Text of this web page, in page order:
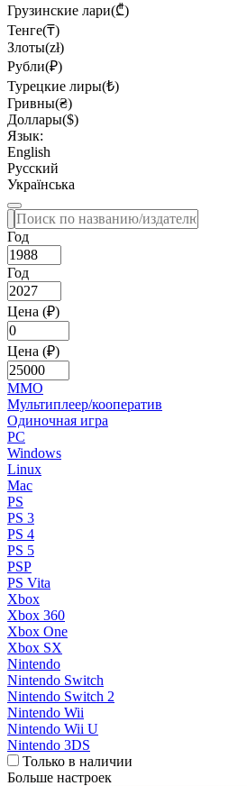
Грузинские лари(₾)
Тенге(₸)
Злоты(zł)
Рубли(₽)
Турецкие лиры(₺)
Гривны(₴)
Доллары($)
Язык:
English
Русский
Українська
Год
Год
Цена (₽)
Цена (₽)
MMO
Мультиплеер/кооператив
Одиночная игра
PC
Windows
Linux
Mac
PS
PS 3
PS 4
PS 5
PSP
PS Vita
Xbox
Xbox 360
Xbox One
Xbox SX
Nintendo
Nintendo Switch
Nintendo Switch 2
Nintendo Wii
Nintendo Wii U
Nintendo 3DS
Только в наличии
Больше настроек